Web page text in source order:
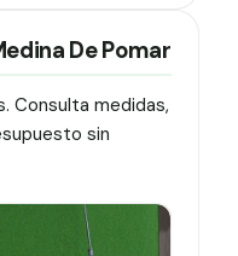
De Pomar
Consulta medidas,
sin